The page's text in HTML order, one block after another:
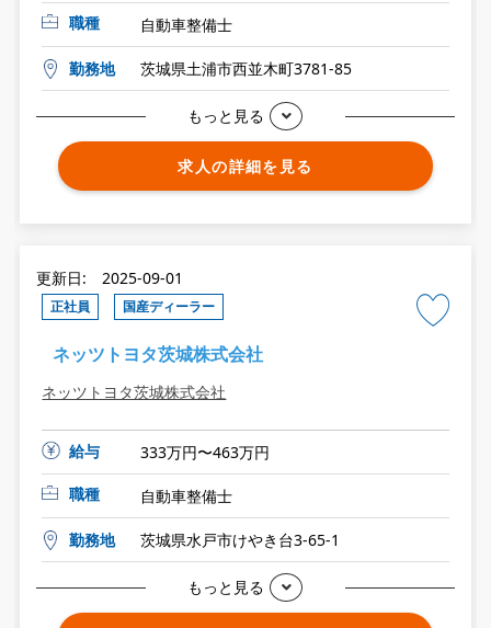
職種
自動車整備士
勤務地 茨城県土浦市西並木町3781-85
もっと見る
求人の詳細を見る
更新日: 2025-09-01
正社員 国産ディーラー
ネッツトヨタ茨城株式会社
ネッツトヨタ茨城株式会社
給与
333万円〜463万円
職種
自動車整備士
勤務地 茨城県水戸市けやき台3-65-1
もっと見る